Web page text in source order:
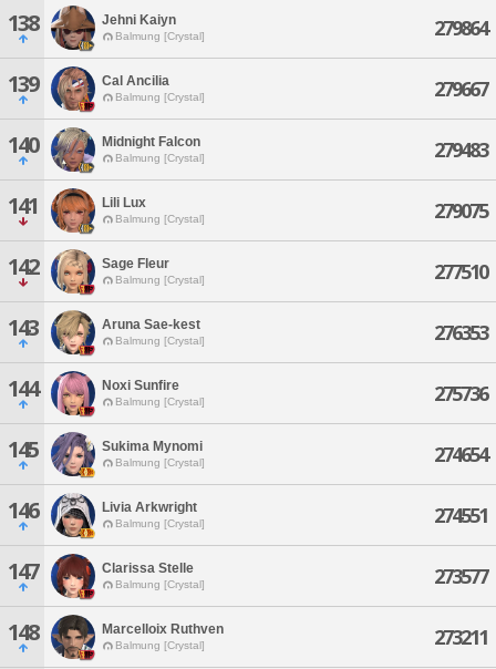
138 Jehni Kaiyn
Balmung [Crystal] 279864
139 Cal Ancilia
Balmung [Crystal] 279667
140 Midnight Falcon
Balmung [Crystal] 279483
141 Lili Lux
Balmung [Crystal] 279075
142 Sage Fleur
Balmung [Crystal] 277510
143 Aruna Sae-kest
Balmung [Crystal] 276353
144 Noxi Sunfire
Balmung [Crystal] 275736
145 Sukima Mynomi
Balmung [Crystal] 274654
146 Livia Arkwright
Balmung [Crystal] 274551
147 Clarissa Stelle
Balmung [Crystal] 273577
148 Marcelloix Ruthven
Balmung [Crystal] 273211